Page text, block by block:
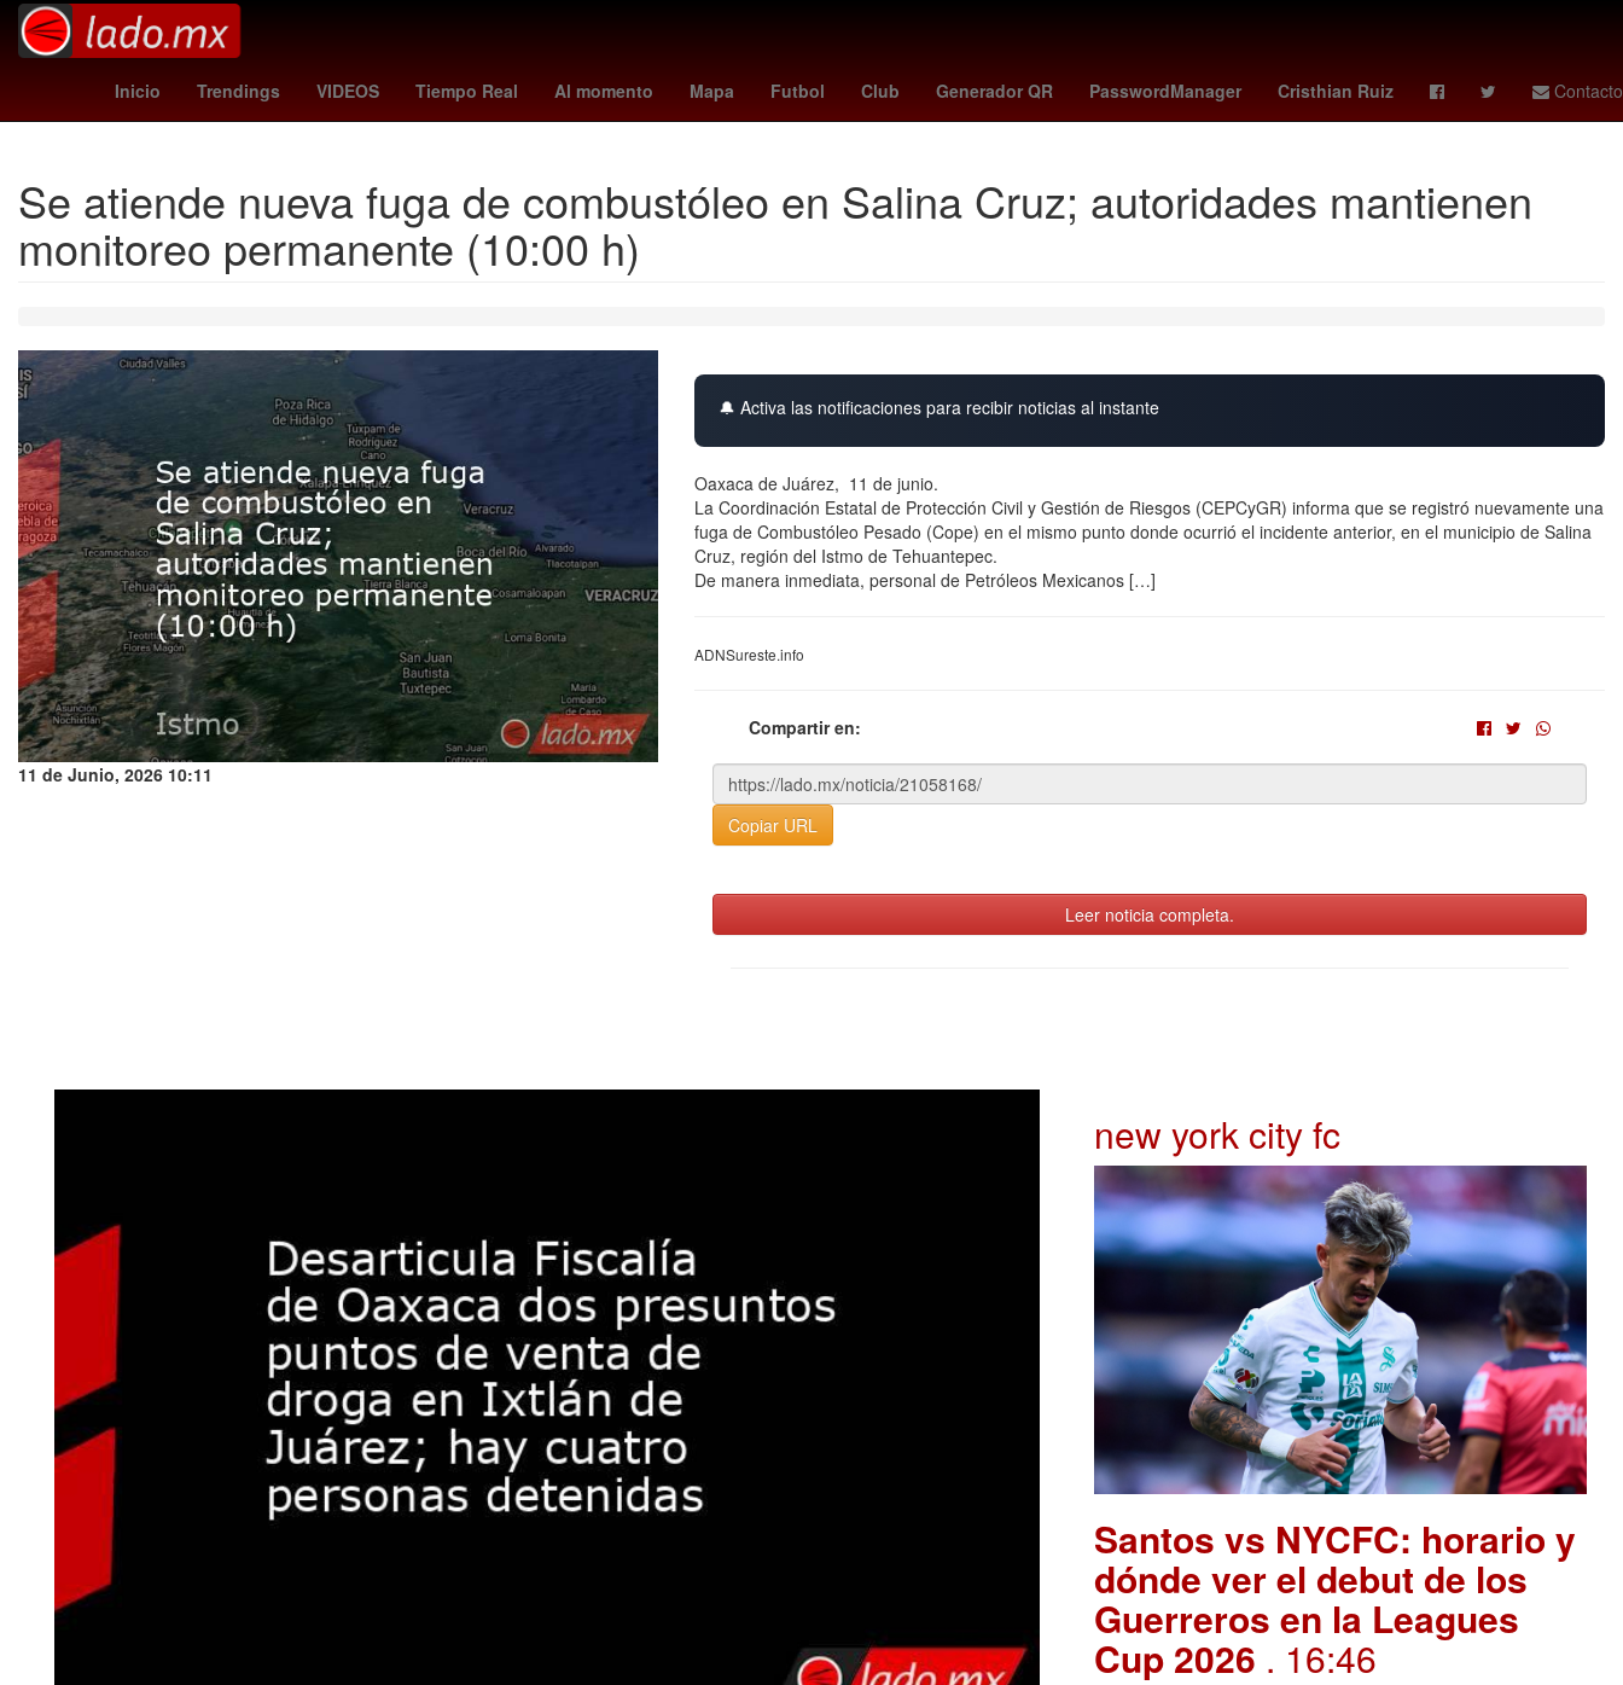
Inicio Trendings VIDEOS Tiempo Real Al momento Mapa Futbol Club Generador QR PasswordManager Cristhian Ruiz Contacto
cubs - phillies Venezolanos One Direction congo fc Antonela Roccuzzo Agresión angels - astros yoane wissa cuerpo técnico Pago
Se atiende nueva fuga de combustóleo en Salina Cruz; autoridades mantienen
monitoreo permanente (10:00 h)
11 de Junio, 2026 10:11
🔔 Activa las notificaciones para recibir noticias al instante
Oaxaca de Juárez, 11 de junio.
La Coordinación Estatal de Protección Civil y Gestión de Riesgos (CEPCyGR) informa que se registró nuevamente una
fuga de Combustóleo Pesado (Cope) en el mismo punto donde ocurrió el incidente anterior, en el municipio de Salina
Cruz, región del Istmo de Tehuantepec.
De manera inmediata, personal de Petróleos Mexicanos […]
ADNSureste.info
Compartir en:
Copiar URL
Leer noticia completa.
new york city fc
Santos vs NYCFC: horario y
dónde ver el debut de los
Guerreros en la Leagues
Cup 2026 . 16:46